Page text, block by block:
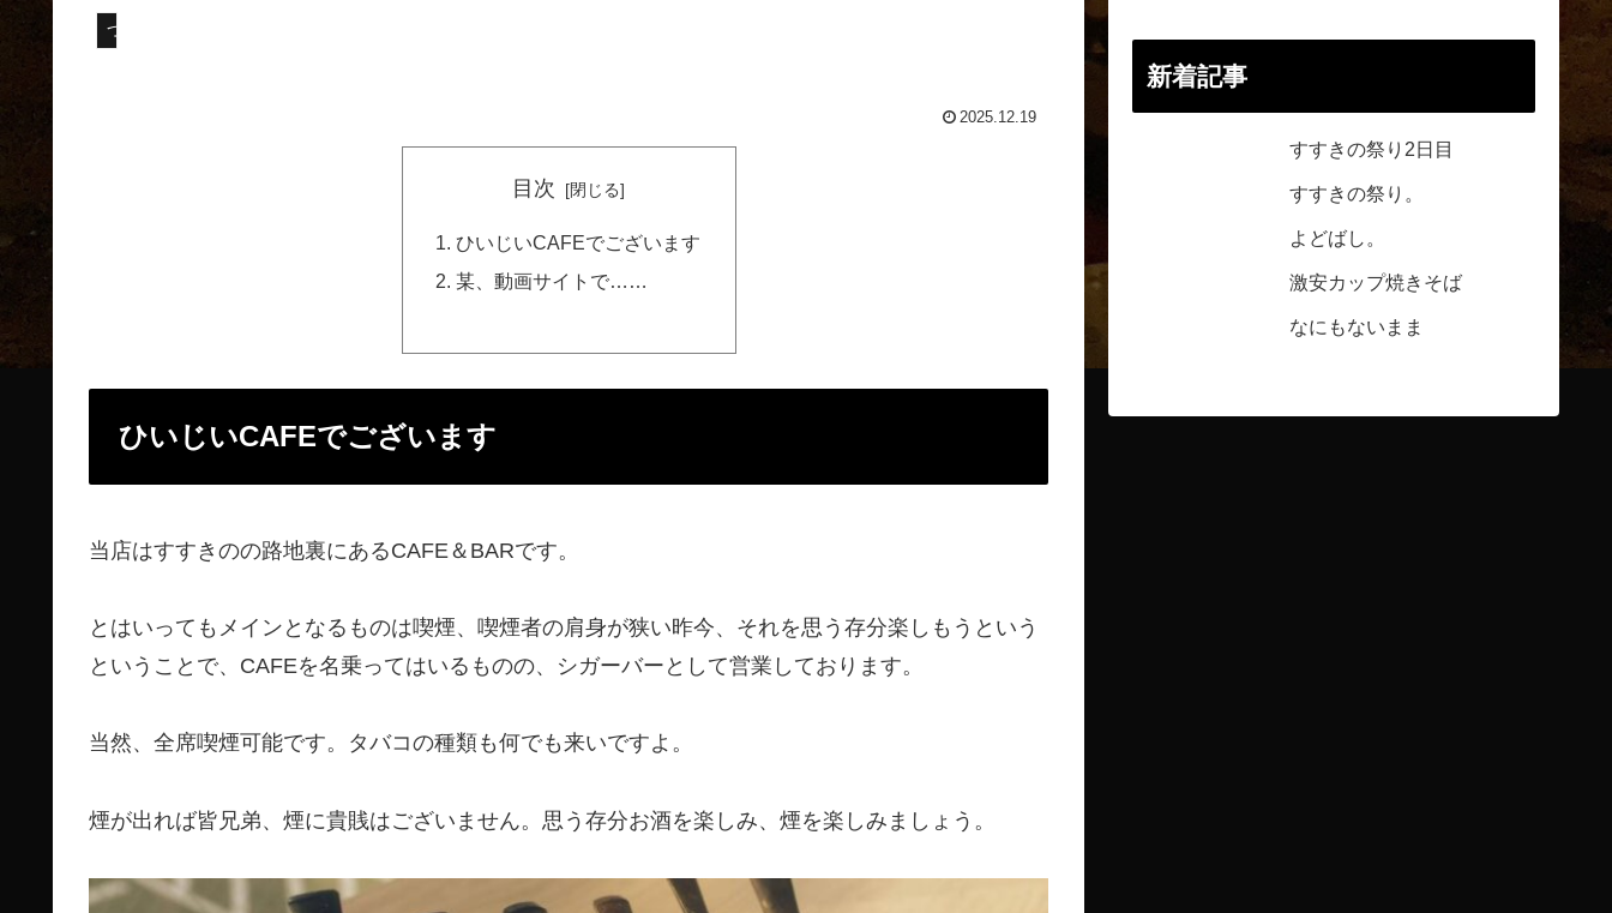
つぶやき
2025.12.19
目次
ひいじいCAFEでございます
某、動画サイトで……
ひいじいCAFEでございます
当店はすすきのの路地裏にあるCAFE＆BARです。
とはいってもメインとなるものは喫煙、喫煙者の肩身が狭い昨今、それを思う存分楽しもうという
ということで、CAFEを名乗ってはいるものの、シガーバーとして営業しております。
当然、全席喫煙可能です。タバコの種類も何でも来いですよ。
煙が出れば皆兄弟、煙に貴賎はございません。思う存分お酒を楽しみ、煙を楽しみましょう。
新着記事
すすきの祭り2日目
すすきの祭り。
よどばし。
激安カップ焼きそば
なにもないまま